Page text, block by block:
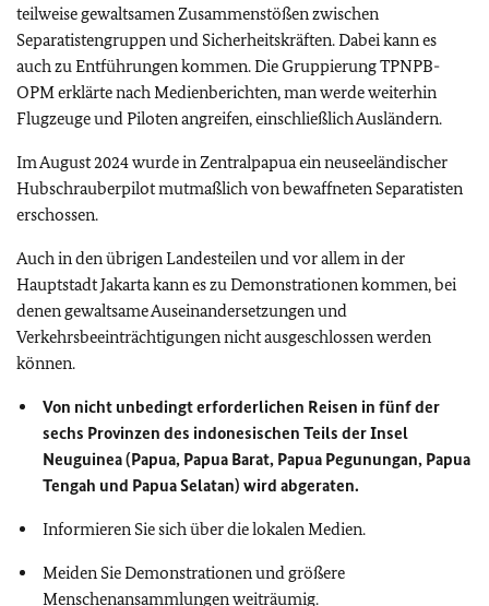
teilweise gewaltsamen Zusammenstößen zwischen
Separatistengruppen und Sicherheitskräften. Dabei kann es
auch zu Entführungen kommen. Die Gruppierung TPNPB-
OPM erklärte nach Medienberichten, man werde weiterhin
Flugzeuge und Piloten angreifen, einschließlich Ausländern.
Im August 2024 wurde in Zentralpapua ein neuseeländischer
Hubschrauberpilot mutmaßlich von bewaffneten Separatisten
erschossen.
Auch in den übrigen Landesteilen und vor allem in der
Hauptstadt Jakarta kann es zu Demonstrationen kommen, bei
denen gewaltsame Auseinandersetzungen und
Verkehrsbeeinträchtigungen nicht ausgeschlossen werden
können.
Von nicht unbedingt erforderlichen Reisen in fünf der
sechs Provinzen des indonesischen Teils der Insel
Neuguinea (Papua, Papua Barat, Papua Pegunungan, Papua
Tengah und Papua Selatan) wird abgeraten.
Informieren Sie sich über die lokalen Medien.
Meiden Sie Demonstrationen und größere
Menschenansammlungen weiträumig.